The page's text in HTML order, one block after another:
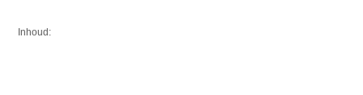
Inhoud: